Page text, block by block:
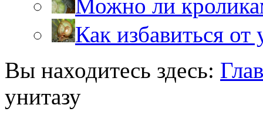
Можно ли
Как избавиться от
Вы находитесь здесь:
унитазу